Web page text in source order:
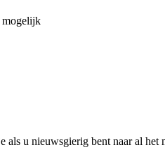
mogelijk
als u nieuwsgierig bent naar al